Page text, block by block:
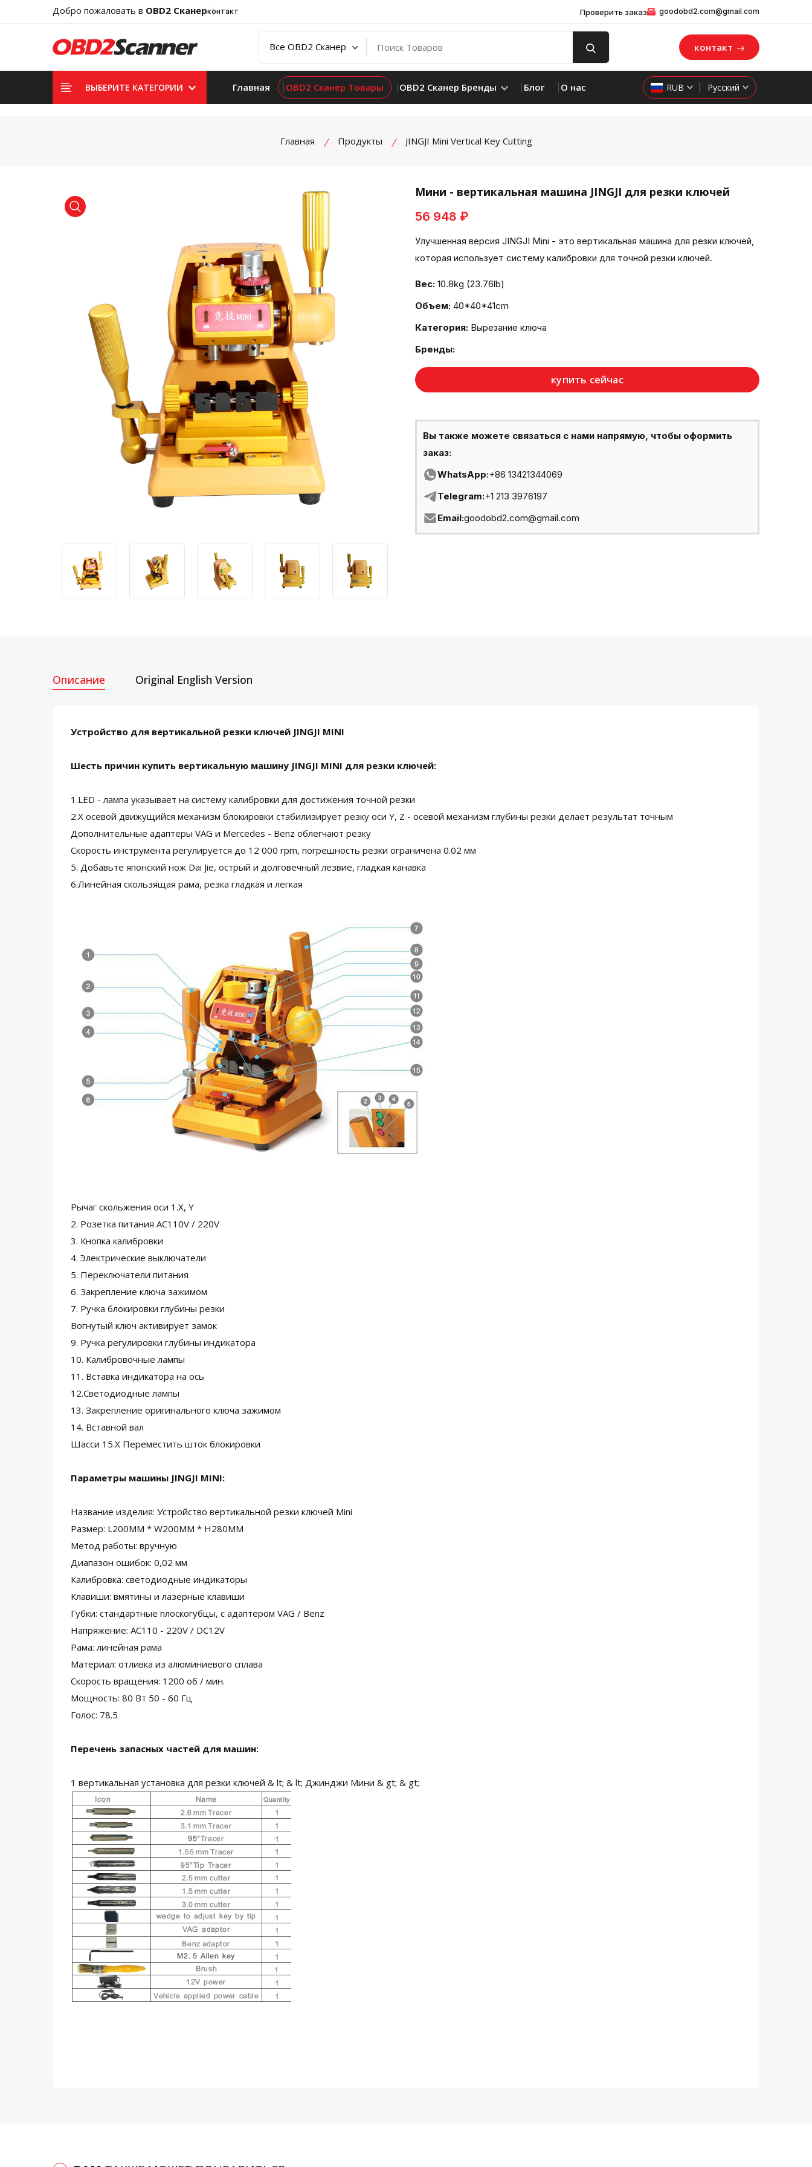
Добро пожаловать в OBD2 Сканерконтакт Проверить заказ goodobd2.com@gmail.com
контакт
ВЫБЕРИТЕ КАТЕГОРИИ Главная OBD2 Сканер Товары OBD2 Сканер Бренды Блог О нас RUB Русский
Главная Продукты JINGJI Mini Vertical Key Cutting
product view product view
Мини - вертикальная машина JINGJI для резки ключей
56 948 ₽
Улучшенная версия JINGJI Mini - это вертикальная машина для резки ключей,
которая использует систему калибровки для точной резки ключей.
Вес: 10.8kg (23.76lb)
Объем: 40*40*41cm
Категория: Вырезание ключа
Бренды:
купить сейчас
Вы также можете связаться с нами напрямую, чтобы оформить
заказ:
WhatsApp:+86 13421344069
Telegram:+1 213 3976197
Email:goodobd2.com@gmail.com
Описание Original English Version
Устройство для вертикальной резки ключей JINGJI MINI
Шесть причин купить вертикальную машину JINGJI MINI для резки ключей:
1.LED - лампа указывает на систему калибровки для достижения точной резки
2.X осевой движущийся механизм блокировки стабилизирует резку оси Y, Z - осевой механизм глубины резки делает результат точным
Дополнительные адаптеры VAG и Mercedes - Benz облегчают резку
Скорость инструмента регулируется до 12 000 rpm, погрешность резки ограничена 0.02 мм
5. Добавьте японский нож Dai Jie, острый и долговечный лезвие, гладкая канавка
6.Линейная скользящая рама, резка гладкая и легкая
Рычаг скольжения оси 1.X, Y
2. Розетка питания AC110V / 220V
3. Кнопка калибровки
4. Электрические выключатели
5. Переключатели питания
6. Закрепление ключа зажимом
7. Ручка блокировки глубины резки
Вогнутый ключ активирует замок
9. Ручка регулировки глубины индикатора
10. Калибровочные лампы
11. Вставка индикатора на ось
12.Светодиодные лампы
13. Закрепление оригинального ключа зажимом
14. Вставной вал
Шасси 15.X Переместить шток блокировки
Параметры машины JINGJI MINI:
Название изделия: Устройство вертикальной резки ключей Mini
Размер: L200MM * W200MM * H280MM
Метод работы: вручную
Диапазон ошибок: 0,02 мм
Калибровка: светодиодные индикаторы
Клавиши: вмятины и лазерные клавиши
Губки: стандартные плоскогубцы, с адаптером VAG / Benz
Напряжение: AC110 - 220V / DC12V
Рама: линейная рама
Материал: отливка из алюминиевого сплава
Скорость вращения: 1200 об / мин.
Мощность: 80 Вт 50 - 60 Гц
Голос: 78.5
Перечень запасных частей для машин:
1 вертикальная установка для резки ключей & lt; & lt; Джинджи Мини & gt; & gt;